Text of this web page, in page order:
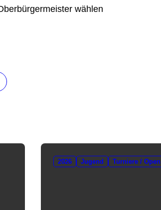
wählen
2026 Jugend Turniere / Open